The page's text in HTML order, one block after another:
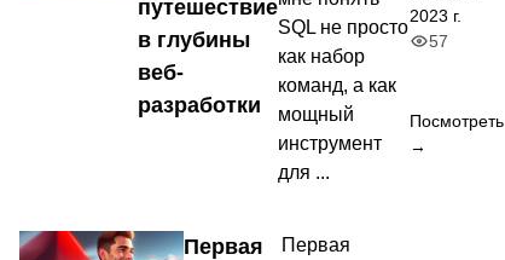
путешествие
в глубины
веб-
разработки
SQL не просто
как набор
команд, а как
мощный
инструмент
для ...
2023 г.
57
Посмотреть
→
Первая
Первая